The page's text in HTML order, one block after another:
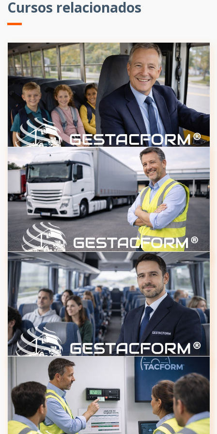
Cursos relacionados
Formação Complementar de Transporte
Coletivo de Crianças (Renovação)
20H
VER DETALHES
Formação Contínua de Motorista de Veículos
Pesados de Mercadorias
35H
VER DETALHES
Formação Contínua de Motoristas de Veículos
Pesados de Passageiros
35H